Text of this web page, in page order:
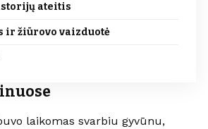
ateitis
ir žiūrovo vaizduotė
laikomas svarbiu gyvūnu,